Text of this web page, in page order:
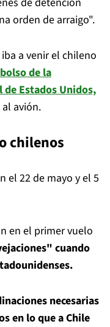
orden de arraigo".
a venir el chileno
de la
Estados Unidos,
avión.
chilenos
el 22 de mayo y el 5
en el primer vuelo
cuando
necesarias
en lo que a Chile